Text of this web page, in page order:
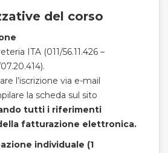
del corso
ITA (011/56.11.426 –
l’iscrizione via e-mail
la scheda sul sito
tutti i riferimenti
fatturazione elettronica.
individuale (1